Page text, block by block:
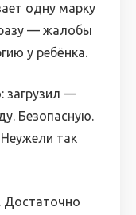
одну марку
— жалобы
у ребёнка.
загрузил —
Безопасную.
так
Достаточно